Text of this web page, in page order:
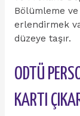
Bölümleme
erlendirmek
düzeye taşır.
ODTÜ
KARTI